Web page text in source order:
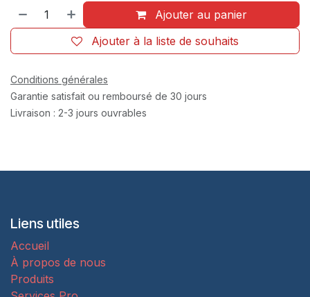
Ajouter au panier
Ajouter à la liste de souhaits
Conditions générales
Garantie satisfait ou remboursé de 30 jours
Livraison : 2-3 jours ouvrables
Liens utiles
Accueil
À propos de nous
Produits